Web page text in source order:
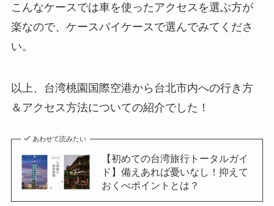
こんなケースでは車を使ったアクセスを選ぶ方が
楽なので、ケースバイケースで選んでみてくださ
い。
以上、台湾桃園国際空港から台北市内への行き方
＆アクセス方法についての紹介でした！
あわせて読みたい
【初めての台湾旅行トータルガイ
ド】備えあれば憂いなし！抑えて
おくべポイントとは？